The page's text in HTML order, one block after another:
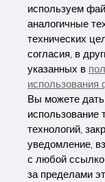
используем
аналогичные
технических
согласия, в
указанных в
использования
Вы можете дать
использование
технологий,
уведомление,
с любой
за пределами